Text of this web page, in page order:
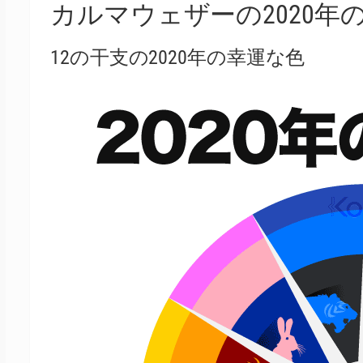
カルマウェザーの2020年
12の干支の2020年の幸運な色